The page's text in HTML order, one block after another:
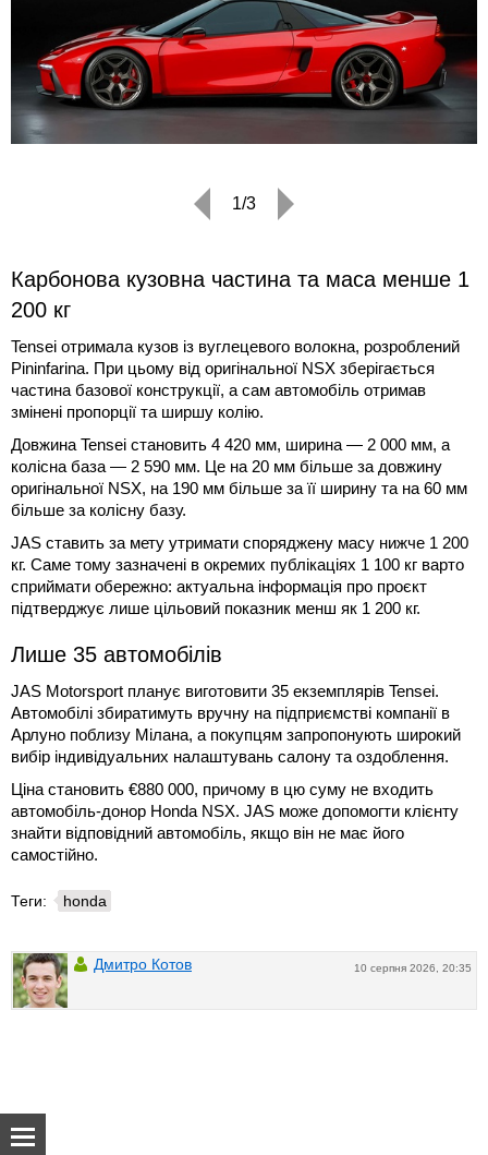
1/3
Карбонова кузовна частина та маса менше 1
200 кг
Tensei отримала кузов із вуглецевого волокна, розроблений
Pininfarina. При цьому від оригінальної NSX зберігається
частина базової конструкції, а сам автомобіль отримав
змінені пропорції та ширшу колію.
Довжина Tensei становить 4 420 мм, ширина — 2 000 мм, а
колісна база — 2 590 мм. Це на 20 мм більше за довжину
оригінальної NSX, на 190 мм більше за її ширину та на 60 мм
більше за колісну базу.
JAS ставить за мету утримати споряджену масу нижче 1 200
кг. Саме тому зазначені в окремих публікаціях 1 100 кг варто
сприймати обережно: актуальна інформація про проєкт
підтверджує лише цільовий показник менш як 1 200 кг.
Лише 35 автомобілів
JAS Motorsport планує виготовити 35 екземплярів Tensei.
Автомобілі збиратимуть вручну на підприємстві компанії в
Арлуно поблизу Мілана, а покупцям запропонують широкий
вибір індивідуальних налаштувань салону та оздоблення.
Ціна становить €880 000, причому в цю суму не входить
автомобіль-донор Honda NSX. JAS може допомогти клієнту
знайти відповідний автомобіль, якщо він не має його
самостійно.
Теги: honda
10 серпня 2026, 20:35
Дмитро Котов